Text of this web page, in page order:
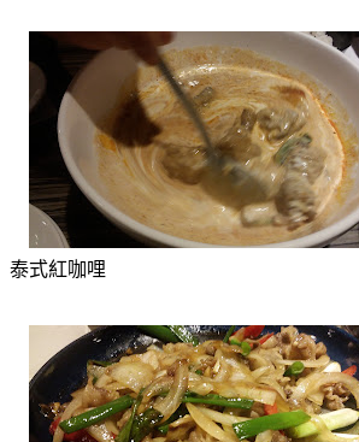
泰式紅咖哩